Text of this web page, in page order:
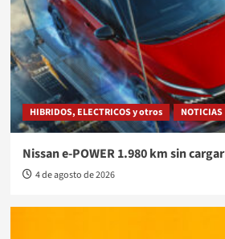
HIBRIDOS, ELECTRICOS y otros NOTICIAS
Nissan e-POWER 1.980 km sin cargar
4 de agosto de 2026